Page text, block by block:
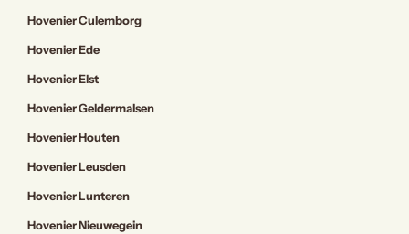
Hovenier Culemborg
Hovenier Ede
Hovenier Elst
Hovenier Geldermalsen
Hovenier Houten
Hovenier Leusden
Hovenier Lunteren
Hovenier Nieuwegein